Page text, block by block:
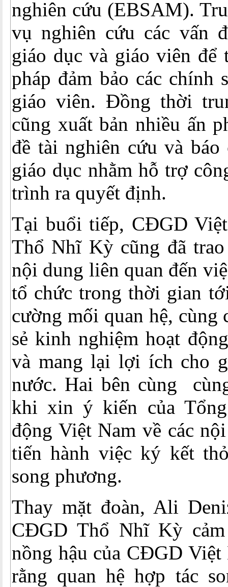
nghiên cứu (EBSAM).
vụ nghiên cứu các vấn
giáo dục và giáo viên để
pháp đảm bảo các chính
giáo viên. Đồng thời
cũng xuất bản nhiều ấn
đề tài nghiên cứu và
giáo dục nhằm hỗ trợ
trình ra quyết định.
Tại buổi tiếp, CĐGD
Thổ Nhĩ Kỳ cũng đã
nội dung liên quan đến
tổ chức trong thời gian
cường mối quan hệ, cùng
sẻ kinh nghiệm hoạt
và mang lại lợi ích cho
nước. Hai bên cùng
khi xin ý kiến của
động Việt Nam về các
tiến hành việc ký kết
song phương.
Thay mặt đoàn, Ali
CĐGD Thổ Nhĩ Kỳ
nồng hậu của CĐGD
rằng quan hệ hợp tác